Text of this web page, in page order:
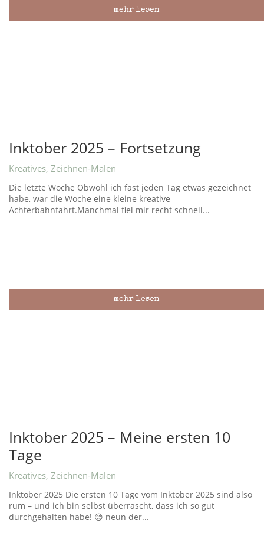
mehr lesen
Inktober 2025 – Fortsetzung
Kreatives, Zeichnen-Malen
Die letzte Woche Obwohl ich fast jeden Tag etwas gezeichnet
habe, war die Woche eine kleine kreative
Achterbahnfahrt.Manchmal fiel mir recht schnell...
mehr lesen
Inktober 2025 – Meine ersten 10
Tage
Kreatives, Zeichnen-Malen
Inktober 2025 Die ersten 10 Tage vom Inktober 2025 sind also
rum – und ich bin selbst überrascht, dass ich so gut
durchgehalten habe! 😊 neun der...